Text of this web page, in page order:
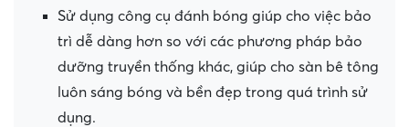
Sử dụng công cụ đánh bóng giúp cho việc bảo
trì dễ dàng hơn so với các phương pháp bảo
dưỡng truyền thống khác, giúp cho sàn bê tông
luôn sáng bóng và bền đẹp trong quá trình sử
dụng.